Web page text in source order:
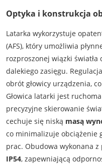
Optyka i konstrukcja
Latarka wykorzystuje
(AFS), który umożliwia
rozproszonej wiązki
dalekiego zasięgu.
obrót głowicy urządzenia,
Głowica latarki jest
precyzyjne skierowanie
cechuje się niską masą
co minimalizuje obciążenie
prac. Obudowa wykonana
IP54, zapewniającą